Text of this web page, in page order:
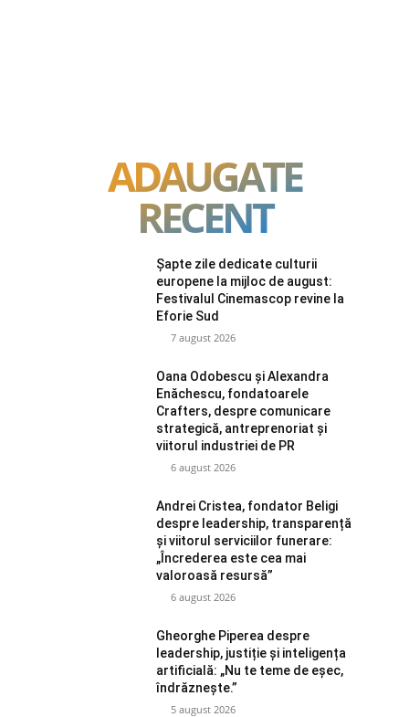
ADAUGATE
RECENT
Șapte zile dedicate culturii
europene la mijloc de august:
Festivalul Cinemascop revine la
Eforie Sud
7 august 2026
Oana Odobescu și Alexandra
Enăchescu, fondatoarele
Crafters, despre comunicare
strategică, antreprenoriat și
viitorul industriei de PR
6 august 2026
Andrei Cristea, fondator Beligi
despre leadership, transparență
și viitorul serviciilor funerare:
„Încrederea este cea mai
valoroasă resursă”
6 august 2026
Gheorghe Piperea despre
leadership, justiție și inteligența
artificială: „Nu te teme de eșec,
îndrăznește.”
5 august 2026